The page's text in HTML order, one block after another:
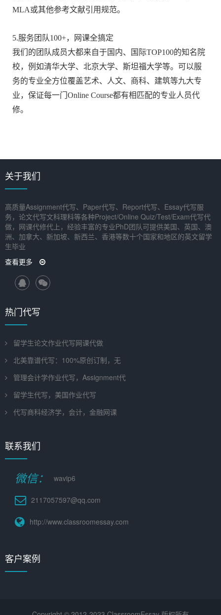
MLA或其他参考文献引用规范。
5.服务团队100+，网课全搞定
我们的团队成员大都来自于国内、国际TOP100的知名院
校，例如清华大学、北京大学、斯坦福大学等。可以服
务的专业全方位覆盖艺术、人文、商科、建筑等九大专
业，保证每一门Online Course都有相匹配的专业人员代
修。
关于我们
高质量Assignment代写、Paper代写、Report代写、Essay代写服
务，论文代写文科理科等各种Project/Online Quiz/Test/Exam代写代
做，网课代修代上，经验丰富的专业PhD团队可提供美国、英国、澳
洲、加拿大、新加坡、新西兰、香港等数十个国家和地区的英文留学
生毕业
查看更多
热门代写
留学生论文作业代写网课代做
北美靠谱代写：100%原创订制，无
管理会计学作业代写，Assignment代
留学生代写，美国作业代写
代写商科经济学，会计，金融网课
联系我们
微信： wavip6
2117057597@qq.com
http://www.classroomessay.com
客户案例